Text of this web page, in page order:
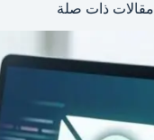
مقالات ذات صلة